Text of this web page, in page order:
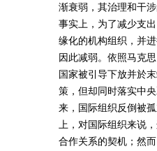
渐衰弱，其治理和干
事实上，为了减少支
缘化的机构组织，并
因此减弱。依照马克
国家被引导下放并於
策，但却同时落实中
来，国际组织反倒被
上，对国际组织来说
合作关系的契机；然